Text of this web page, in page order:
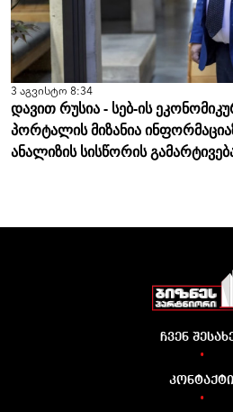
3 აგვისტო 8:34
დავით რუსია - სებ-ის
პორტალის მიზანია
ანალიზის სისწორის
ჩვენ
•
კონტაქტი
•